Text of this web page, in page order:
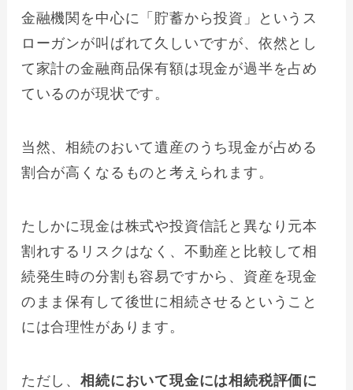
金融機関を中心に「貯蓄から投資」というス
ローガンが叫ばれて久しいですが、依然とし
て家計の金融商品保有額は現金が過半を占め
ているのが現状です。
当然、相続のおいて遺産のうち現金が占める
割合が高くなるものと考えられます。
たしかに現金は株式や投資信託と異なり元本
割れするリスクはなく、不動産と比較して相
続発生時の分割も容易ですから、資産を現金
のまま保有して後世に相続させるということ
には合理性があります。
ただし、相続において現金には相続税評価に